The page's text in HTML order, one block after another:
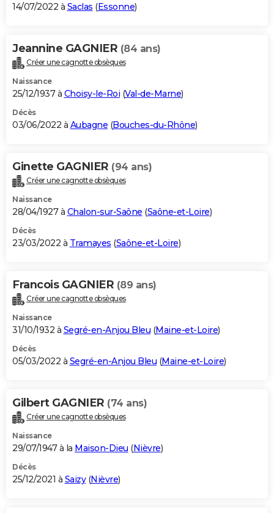
14/07/2022 à Saclas (Essonne)
Jeannine GAGNIER (84 ans)
Créer une cagnotte obsèques
Naissance
25/12/1937 à Choisy-le-Roi (Val-de-Marne)
Décès
03/06/2022 à Aubagne (Bouches-du-Rhône)
Ginette GAGNIER (94 ans)
Créer une cagnotte obsèques
Naissance
28/04/1927 à Chalon-sur-Saône (Saône-et-Loire)
Décès
23/03/2022 à Tramayes (Saône-et-Loire)
Francois GAGNIER (89 ans)
Créer une cagnotte obsèques
Naissance
31/10/1932 à Segré-en-Anjou Bleu (Maine-et-Loire)
Décès
05/03/2022 à Segré-en-Anjou Bleu (Maine-et-Loire)
Gilbert GAGNIER (74 ans)
Créer une cagnotte obsèques
Naissance
29/07/1947 à la Maison-Dieu (Nièvre)
Décès
25/12/2021 à Saizy(Nièvre)